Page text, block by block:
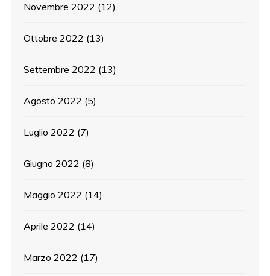
Novembre 2022 (12)
Ottobre 2022 (13)
Settembre 2022 (13)
Agosto 2022 (5)
Luglio 2022 (7)
Giugno 2022 (8)
Maggio 2022 (14)
Aprile 2022 (14)
Marzo 2022 (17)